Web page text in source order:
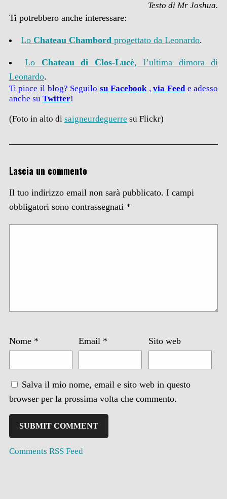
Testo di Mr Joshua.
Ti potrebbero anche interessare:
Lo Chateau Chambord progettato da Leonardo.
Lo Chateau di Clos-Lucè, l’ultima dimora di
Leonardo.
Ti piace il blog? Seguilo su Facebook ,via Feede adesso
anche su Twitter!
(Foto in alto di saigneurdeguerre su Flickr)
Lascia un commento
Il tuo indirizzo email non sarà pubblicato. I campi
obbligatori sono contrassegnati *
Nome * Email * Sito web
Salva il mio nome, email e sito web in questo
browser per la prossima volta che commento.
Comments RSS Feed